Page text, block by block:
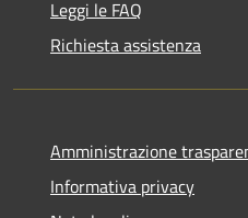
Leggi le FAQ
Richiesta assistenza
Amministrazione
Informativa privacy